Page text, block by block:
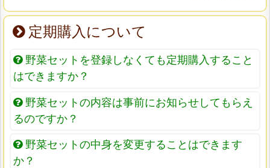
定期購入について
野菜セットを登録しなくても定期購入すること
はできますか？
野菜セットの内容は事前にお知らせしてもらえ
るのですか？
野菜セットの中身を変更することはできます
か？